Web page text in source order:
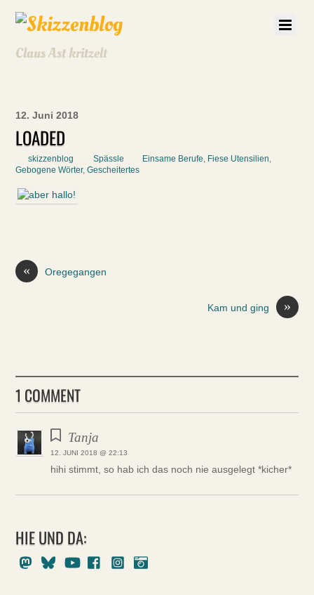
Claus Ast kritzelt
12. Juni 2018
LOADED
skizzenblog Spässle Einsame Berufe, Fiese Utensilien,
Gebogene Wörter,Gescheitertes
« Oregegangen
»
Kam und ging
1 COMMENT
Tanja
12. JUNI 2018 @ 22:13
hihi stimmt, so hab ich das noch nie ausgelegt *kicher*
HIE UND DA:
MastodonBlueskyYoutubeFacebookInstagram